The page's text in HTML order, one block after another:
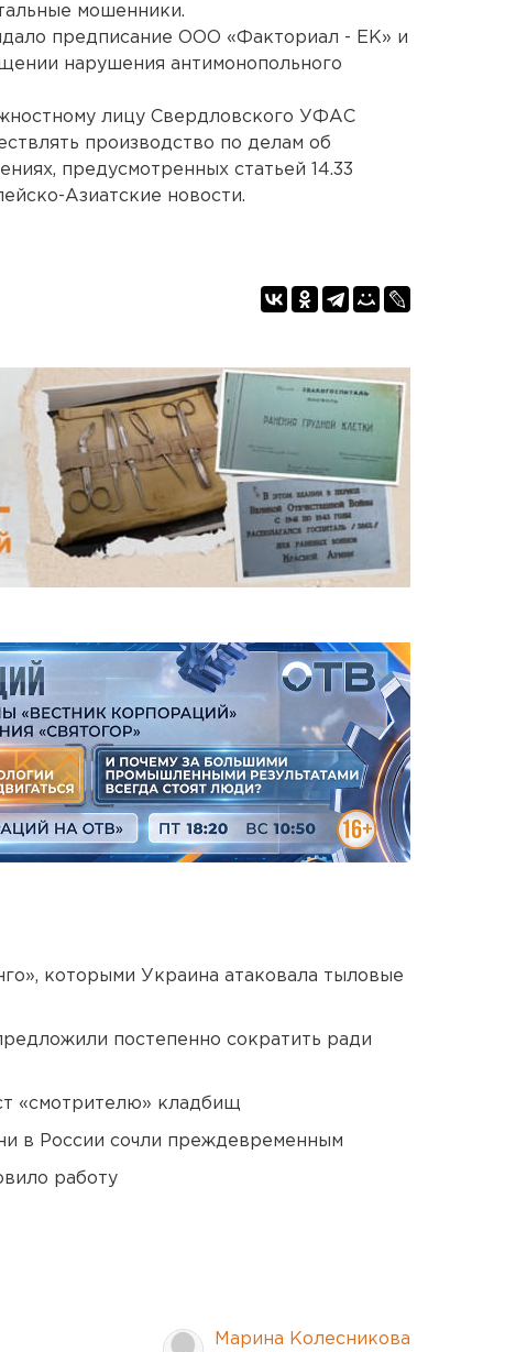
мошенники.
предписание ООО «Факториал - ЕК» и
нарушения антимонопольного
лицу Свердловского УФАС
производство по делам об
предусмотренных статьей 14.33
Азиатские новости.
которыми Украина атаковала тыловые
постепенно сократить ради
«смотрителю» кладбищ
в России сочли преждевременным
работу
Марина Колесникова